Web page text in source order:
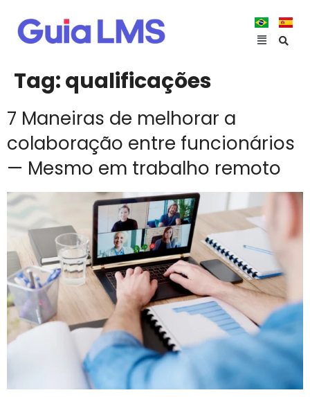
Tag:qualificações
7 Maneiras de melhorar a
colaboração entre funcionários
— Mesmo em trabalho remoto